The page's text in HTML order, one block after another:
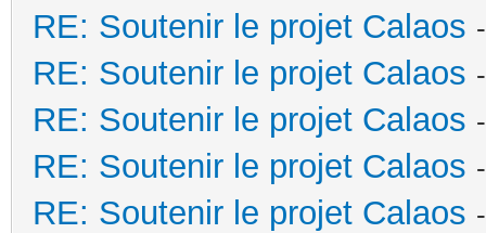
RE: Soutenir le projet Calaos
RE: Soutenir le projet Calaos
RE: Soutenir le projet Calaos
RE: Soutenir le projet Calaos
RE: Soutenir le projet Calaos